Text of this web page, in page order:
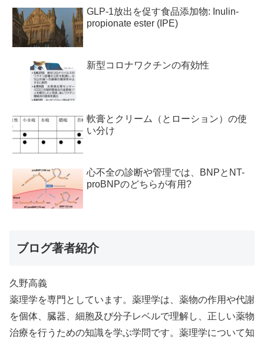
GLP-1放出を促す食品添加物: Inulin-
propionate ester (IPE)
新型コロナワクチンの有効性
軟膏とクリーム（とローション）の使
い分け
心不全の診断や管理では、BNPとNT-
proBNPのどちらが有用?
ブログ著者紹介
久野高義
薬理学を専門としています。薬理学は、薬物の作用や代謝
を個体、臓器、細胞及び分子レベルで理解し、正しい薬物
治療を行うための知識を学ぶ学問です。薬理学について知